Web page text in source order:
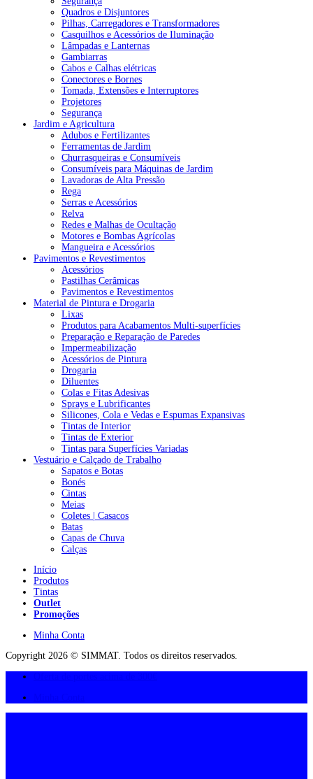
Quadros e Disjuntores
Pilhas, Carregadores e Transformadores
Casquilhos e Acessórios de Iluminação
Lâmpadas e Lanternas
Gambiarras
Cabos e Calhas elétricas
Conectores e Bornes
Tomada, Extensões e Interruptores
Projetores
Segurança
Jardim e Agricultura
Adubos e Fertilizantes
Ferramentas de Jardim
Churrasqueiras e Consumíveis
Consumíveis para Máquinas de Jardim
Lavadoras de Alta Pressão
Rega
Serras e Acessórios
Relva
Redes e Malhas de Ocultação
Motores e Bombas Agrícolas
Mangueira e Acessórios
Pavimentos e Revestimentos
Acessórios
Pastilhas Cerâmicas
Pavimentos e Revestimentos
Material de Pintura e Drogaria
Lixas
Produtos para Acabamentos Multi-superfícies
Preparação e Reparação de Paredes
Impermeabilização
Acessórios de Pintura
Drogaria
Diluentes
Colas e Fitas Adesivas
Sprays e Lubrificantes
Silicones, Cola e Vedas e Espumas Expansivas
Tintas de Interior
Tintas de Exterior
Tintas para Superfícies Variadas
Vestuário e Calçado de Trabalho
Sapatos e Botas
Bonés
Cintas
Meias
Coletes | Casacos
Batas
Capas de Chuva
Calças
Início
Produtos
Tintas
Outlet
Promoções
Minha Conta
Copyright 2026 © SIMMAT. Todos os direitos reservados.